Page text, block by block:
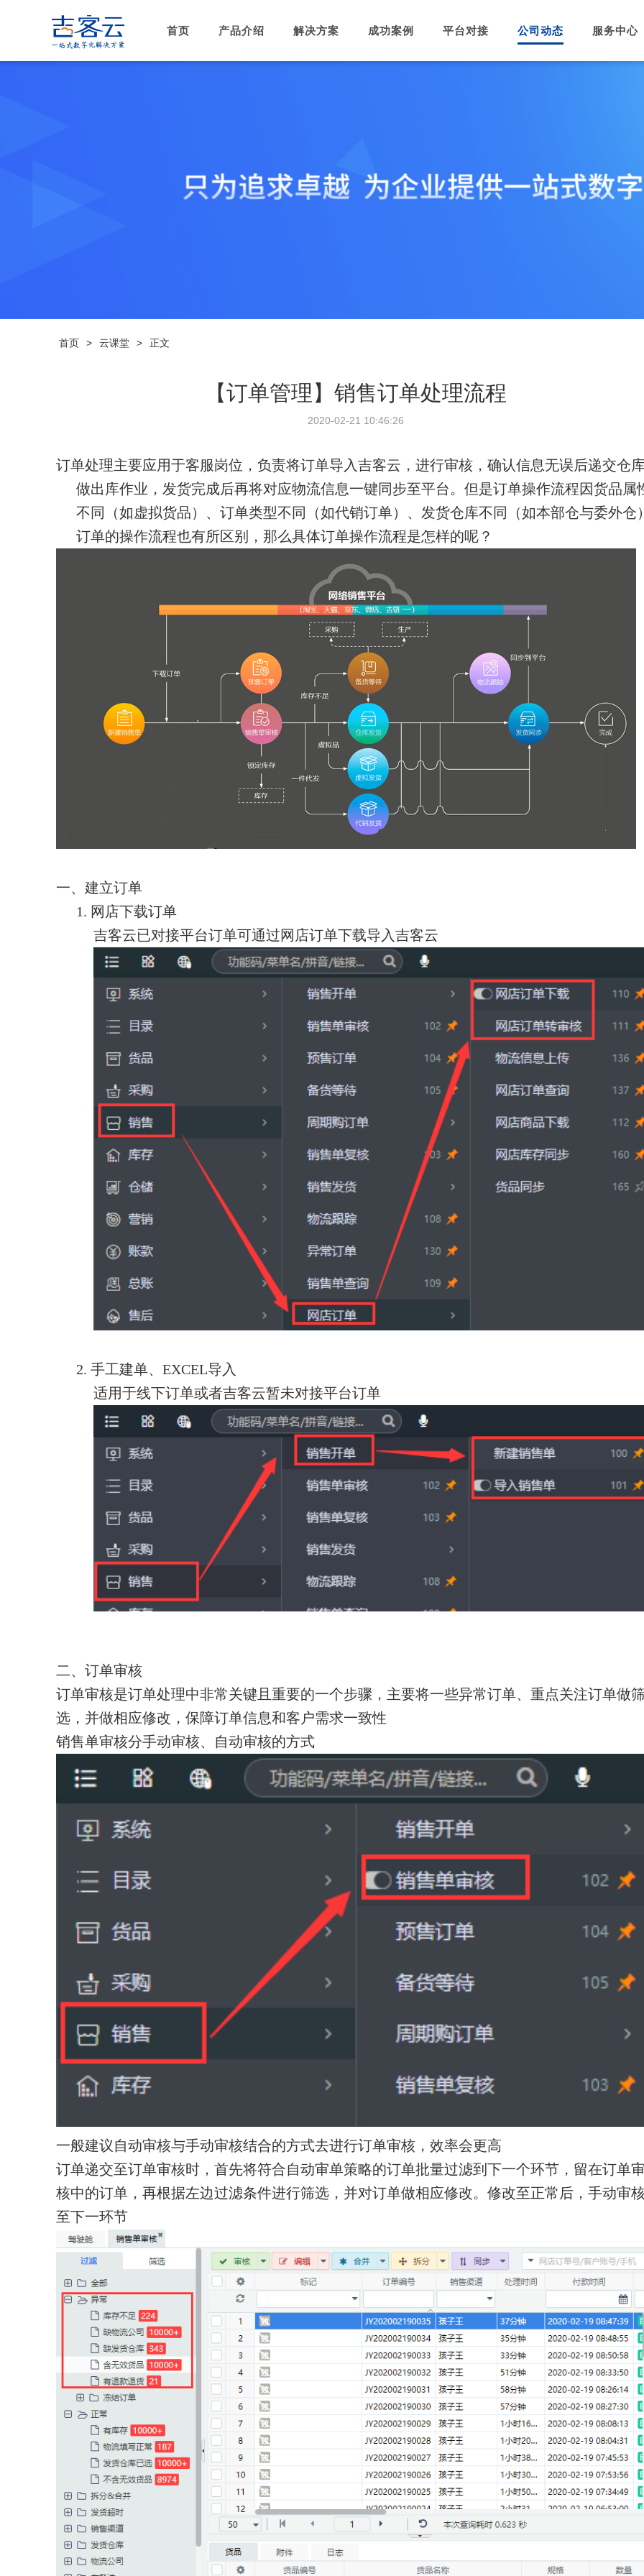
首页 产品介绍 解决方案 成功案例 平台对接 公司动态 服务中心
首页 > 云课堂 > 正文
【订单管理】销售订单处理流程
2020-02-21 10:46:26
订单处理主要应用于客服岗位，负责将订单导入吉客云，进行审核，确认信息无误后递交仓
做出库作业，发货完成后再将对应物流信息一键同步至平台。但是订单操作流程因货品属
不同（如虚拟货品）、订单类型不同（如代销订单）、发货仓库不同（如本部仓与委外仓
订单的操作流程也有所区别，那么具体订单操作流程是怎样的呢？
一、 建立订单
1. 网店下载订单
吉客云已对接平台订单可通过网店订单下载导入吉客云
2. 手工建单、 EXCEL导入
适用于线下订单或者吉客云暂未对接平台订单
二、 订单审核
订单审核是订单处理中非常关键且重要的一个步骤，主要将一些异常订单、重点关注订单做
选，并做相应修改，保障订单信息和客户需求一致性
销售单审核分手动审核、自动审核的方式
一般建议自动审核与手动审核结合的方式去进行订单审核，效率会更高
订单递交至订单审核时，首先将符合自动审单策略的订单批量过滤到下一个环节，留在订单
核中的订单，再根据左边过滤条件进行筛选，并对订单做相应修改。修改至正常后，手动审
至下一环节